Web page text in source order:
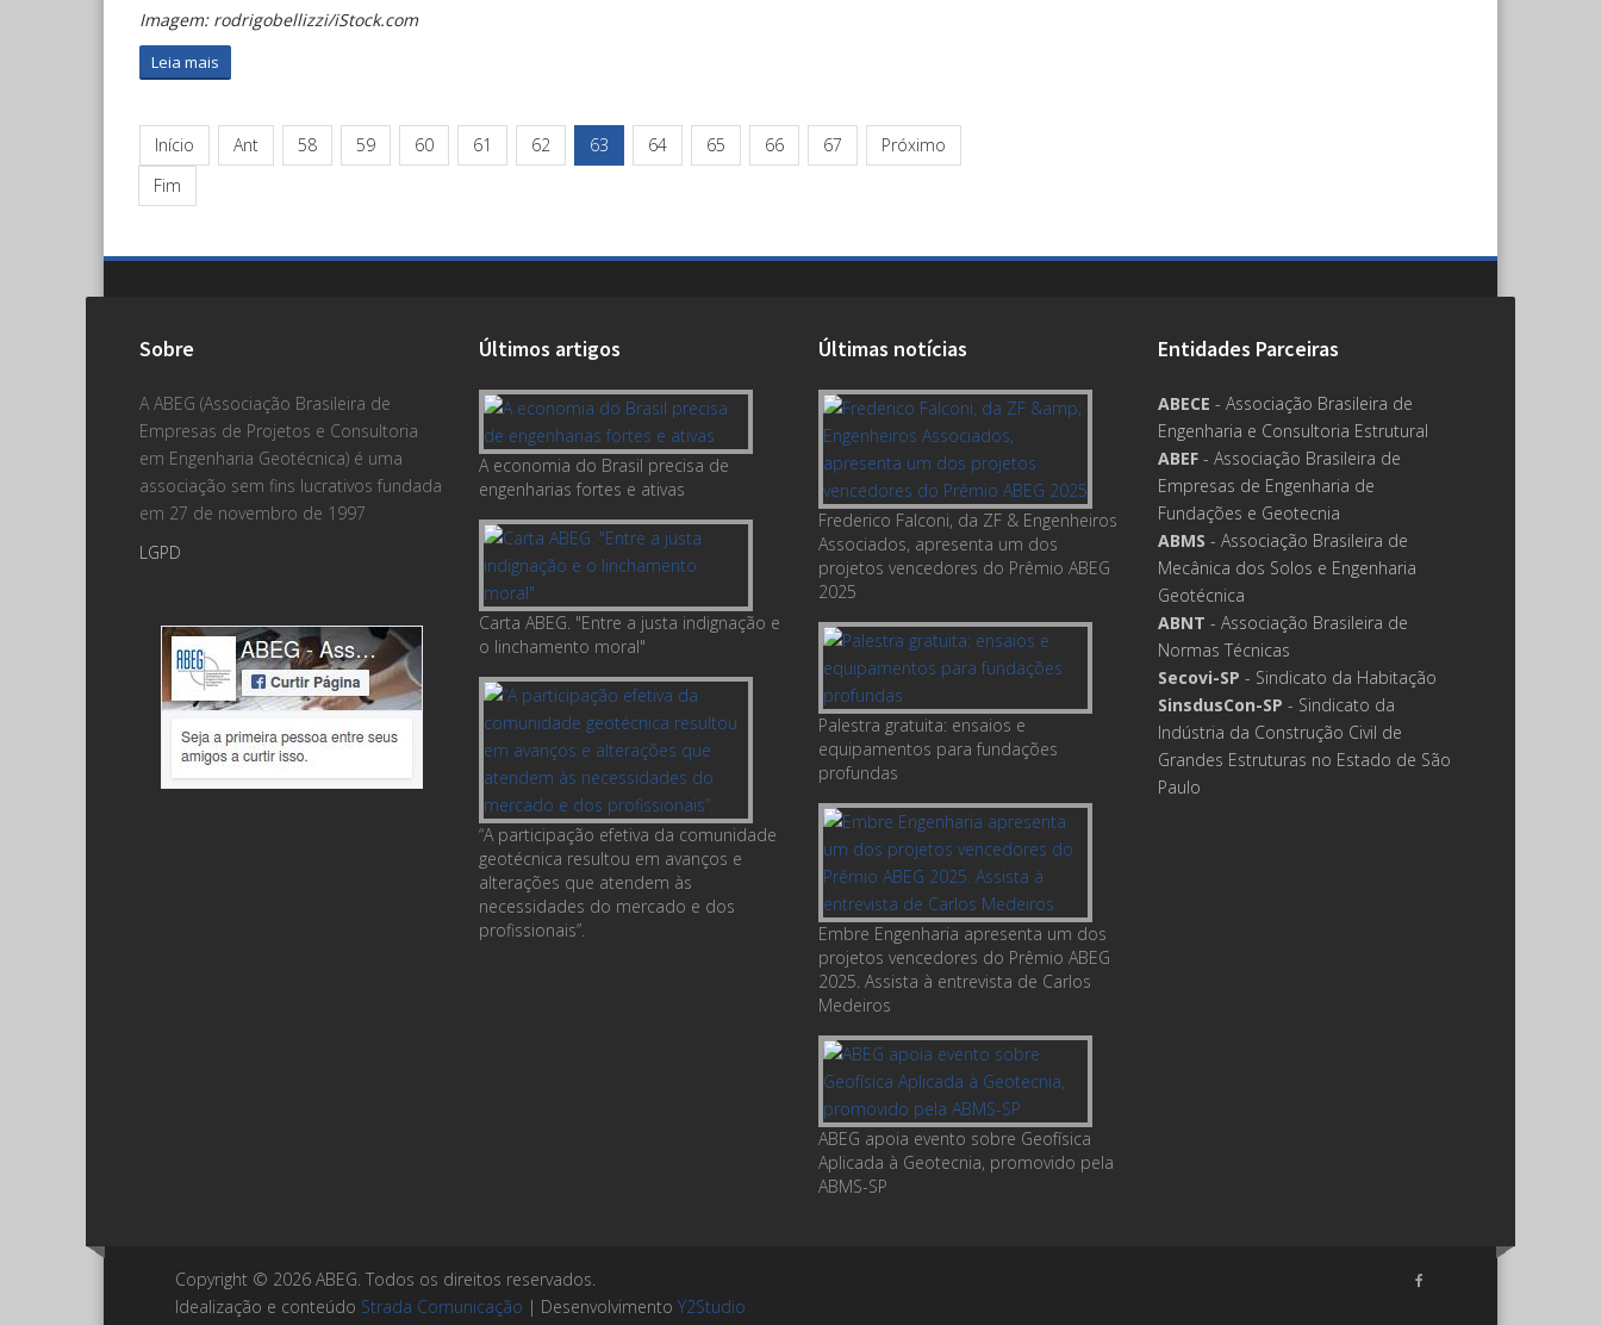
Imagem: rodrigobellizzi/iStock.com
Leia mais
Início Ant 58 59 60 61 62 63 64 65 66 67
Próximo
Fim
Sobre
A ABEG (Associação Brasileira de
Empresas de Projetos e Consultoria
em Engenharia Geotécnica) é uma
associação sem fins lucrativos fundada
em 27 de novembro de 1997
LGPD
Últimos artigos
A economia do Brasil precisa de
engenharias fortes e ativas
Carta ABEG. "Entre a justa indignação e
o linchamento moral"
“A participação efetiva da comunidade
geotécnica resultou em avanços e
alterações que atendem às
necessidades do mercado e dos
profissionais”.
Últimas notícias
Frederico Falconi, da ZF & Engenheiros
Associados, apresenta um dos
projetos vencedores do Prêmio ABEG
2025
Palestra gratuita: ensaios e
equipamentos para fundações
profundas
Embre Engenharia apresenta um dos
projetos vencedores do Prêmio ABEG
2025. Assista à entrevista de Carlos
Medeiros
ABEG apoia evento sobre Geofísica
Aplicada à Geotecnia, promovido pela
ABMS-SP
Entidades Parceiras
ABECE - Associação Brasileira de
Engenharia e Consultoria Estrutural
ABEF - Associação Brasileira de
Empresas de Engenharia de
Fundações e Geotecnia
ABMS - Associação Brasileira de
Mecânica dos Solos e Engenharia
Geotécnica
ABNT - Associação Brasileira de
Normas Técnicas
Secovi-SP - Sindicato da Habitação
SinsdusCon-SP - Sindicato da
Indústria da Construção Civil de
Grandes Estruturas no Estado de São
Paulo
Copyright © 2026 ABEG. Todos os direitos reservados.
Idealização e conteúdo Strada Comunicação | Desenvolvimento Y2Studio